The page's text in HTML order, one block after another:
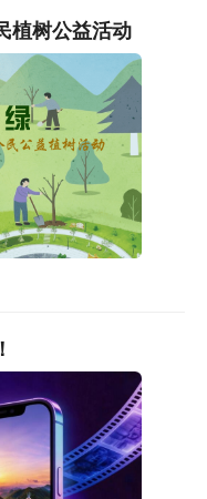
树公益活动